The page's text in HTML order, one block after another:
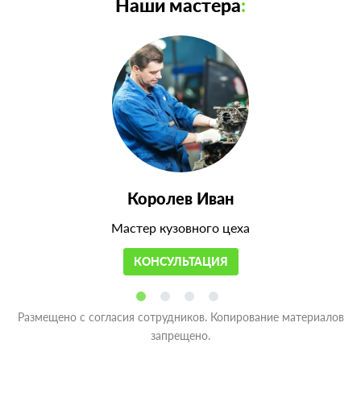
Наши мастера:
Королев Иван
Мастер кузовного цеха
КОНСУЛЬТАЦИЯ
Размещено с согласия сотрудников. Копирование материалов
запрещено.